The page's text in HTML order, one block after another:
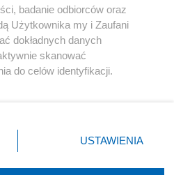
Instagram Youtube
badanie odbiorców oraz
Użytkownika my i Zaufani
dokładnych danych
skanować
do celów identyfikacji.
ustawień prywatności
rogu strony
nie wymagają zgody
USTAWIENIA